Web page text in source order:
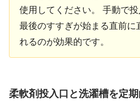
使用してください。 手動で投
最後のすすぎが始まる直前に
れるのが効果的です。
柔軟剤投入口と洗濯槽を定